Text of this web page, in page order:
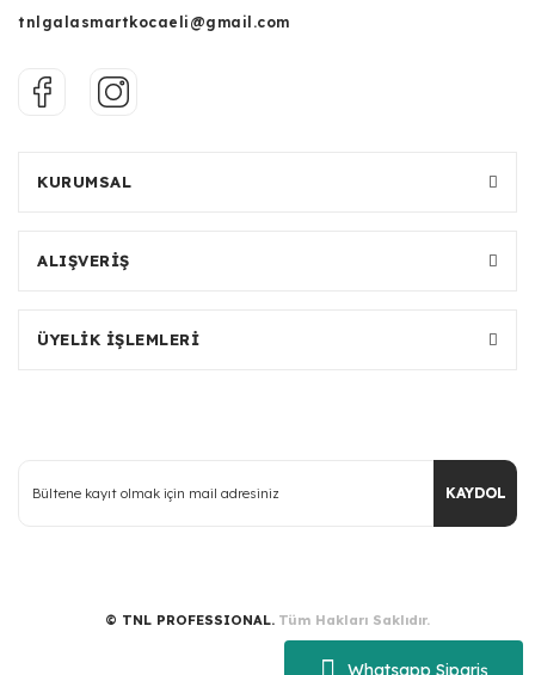
Whatsapp Sipariş
tnlgalasmartkocaeli@gmail.com
KURUMSAL
ALIŞVERİŞ
ÜYELİK İŞLEMLERİ
KAYDOL
© TNL PROFESSIONAL. Tüm Hakları Saklıdır.